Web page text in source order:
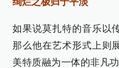
如果说莫扎特的音乐以
那么他在艺术形式上则
美特质融为一体的非凡